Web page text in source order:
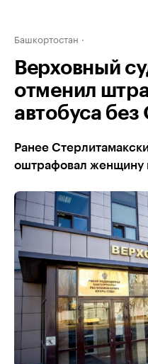
Башкортостан
Верховный
отменил
автобуса без
Ранее
оштрафовал женщину